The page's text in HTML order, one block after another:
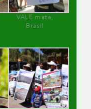
VALE mata,
Brasil